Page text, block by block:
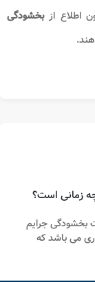
اطلاع از بخشودگی
بخشودگی جرایم
می باشد که